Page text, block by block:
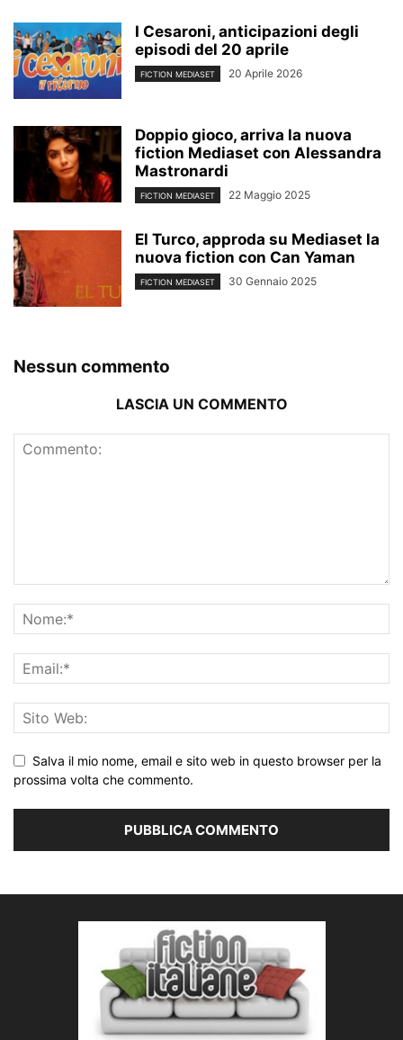
I Cesaroni, anticipazioni degli
episodi del 20 aprile
FICTION MEDIASET 20 Aprile 2026
Doppio gioco, arriva la nuova
fiction Mediaset con Alessandra
Mastronardi
FICTION MEDIASET 22 Maggio 2025
El Turco, approda su Mediaset la
nuova fiction con Can Yaman
FICTION MEDIASET 30 Gennaio 2025
Nessun commento
LASCIA UN COMMENTO
Salva il mio nome, email e sito web in questo browser per la
prossima volta che commento.